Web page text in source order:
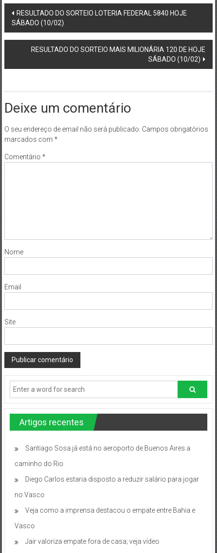
Post
navigation
RESULTADO DO SORTEIO LOTERIA FEDERAL 5840 HOJE
SÁBADO (10/02)
RESULTADO DO SORTEIO MAIS MILIONÁRIA 120 DE HOJE
SÁBADO (10/02)
Deixe um comentário
O seu endereço de email não será publicado. Campos obrigatórios
marcados com *
Comentário *
Nome
Email
Site
Artigos recentes
Santiago Sosa já está no aeroporto de Buenos Aires a
caminho do Rio
Diego Carlos estaria disposto a reduzir salário para jogar
no Vasco
Veja como a imprensa destacou o empate entre Bahia e
Vasco
Jair valoriza empate fora de casa; veja vídeo